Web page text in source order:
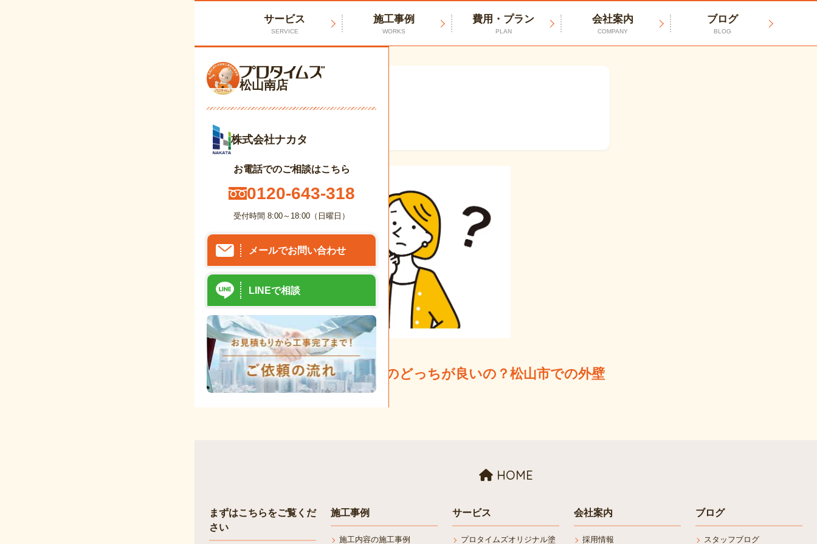
松山南店
株式会社ナカタ
お電話でのご相談はこちら
0120-643-318
受付時間 8:00～18:00（日曜日）
メールでお問い合わせ
LINEで相談
サービス
SERVICE
施工事例
WORKS
費用・プラン
PLAN
会社案内
COMPANY
ブログ
BLOG
ホーム タグ
4月 18, 2025
塗装専門会社とハウスメーカーのどっちが良いの？松山市での外壁
塗装会社選びのポイントも紹介
HOME
まずはこちらをご覧くだ
さい
施工事例
施工内容の施工事例
サービス
プロタイムズオリジナル塗
会社案内
採用情報
ブログ
スタッフブログ